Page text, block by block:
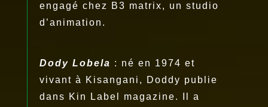
engagé chez B3 matrix, un studio
d’animation.
Dody Lobela : né en 1974 et
vivant à Kisangani, Doddy publie
dans Kin Label magazine. Il a